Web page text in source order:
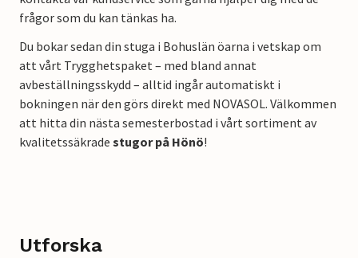
frågor som du kan tänkas ha.
Du bokar sedan din stuga i Bohuslän öarna i vetskap om
att vårt Trygghetspaket – med bland annat
avbeställningsskydd – alltid ingår automatiskt i
bokningen när den görs direkt med NOVASOL. Välkommen
att hitta din nästa semesterbostad i vårt sortiment av
kvalitetssäkrade stugor på Hönö!
Utforska